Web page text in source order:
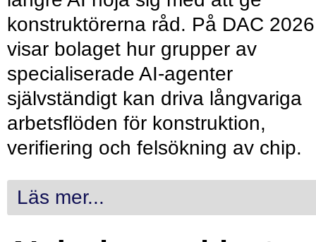
konstruktörerna råd. På DAC 2026
visar bolaget hur grupper av
specialiserade AI-agenter
självständigt kan driva långvariga
arbetsflöden för konstruktion,
verifiering och felsökning av chip.
Läs mer...